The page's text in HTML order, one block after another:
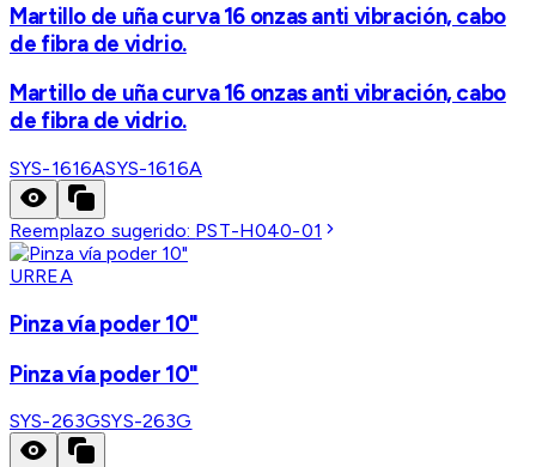
Martillo de uña curva 16 onzas anti vibración, cabo
de fibra de vidrio.
Martillo de uña curva 16 onzas anti vibración, cabo
de fibra de vidrio.
SYS-1616ASYS-1616A
Reemplazo sugerido: PST-H040-01
URREA
Pinza vía poder 10"
Pinza vía poder 10"
SYS-263GSYS-263G